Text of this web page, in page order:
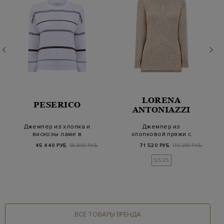
PESERICO
Джемпер из хлопка и
вискозы ламе в
полоску
45 440 РУБ. 56 800 РУБ.
LORENA
ANTONIAZZI
Джемпер из
хлопковой пряжи с
фактурным вязаным
узором…
71 520 РУБ. 119 200 РУБ.
SS25
ВСЕ ТОВАРЫ БРЕНДА